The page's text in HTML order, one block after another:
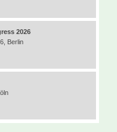
2026
Berlin